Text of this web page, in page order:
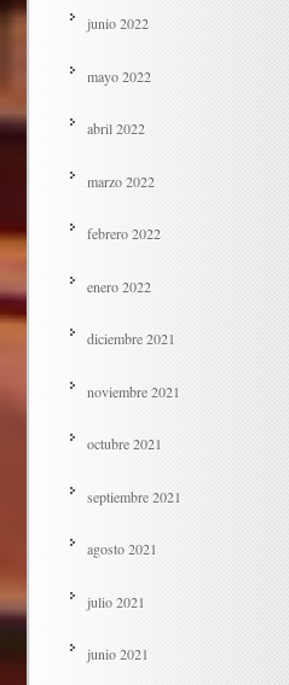
junio 2022
mayo 2022
abril 2022
marzo 2022
febrero 2022
enero 2022
diciembre 2021
noviembre 2021
octubre 2021
septiembre 2021
agosto 2021
julio 2021
junio 2021